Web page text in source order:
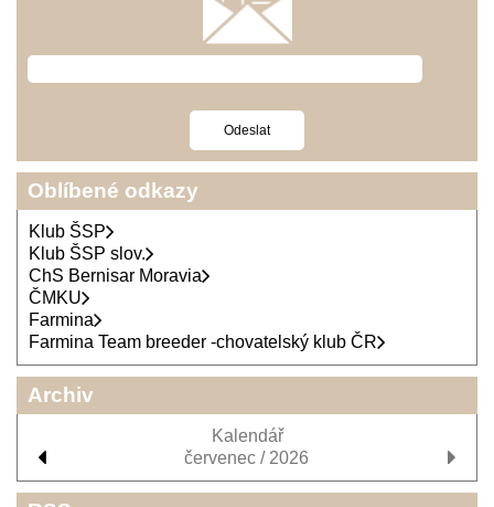
Oblíbené odkazy
Klub ŠSP
Klub ŠSP slov.
ChS Bernisar Moravia
ČMKU
Farmina
Farmina Team breeder -chovatelský klub ČR
Archiv
Kalendář
červenec / 2026